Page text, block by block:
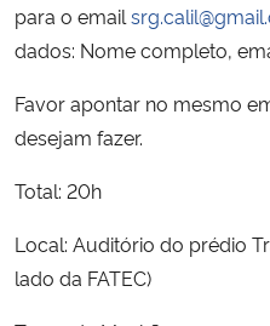
Ministério da Ciência, Tecnologia,
Ministério do Turismo
Controladoria-Geral da União
para o email
dados: Nome completo,
Favor apontar no mesmo
desejam fazer.
Total: 20h
Local: Auditório do prédio
lado da FATEC)